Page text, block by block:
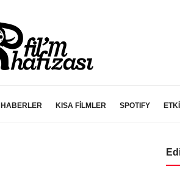
HABERLER KISA FİLMLER SPOTIFY